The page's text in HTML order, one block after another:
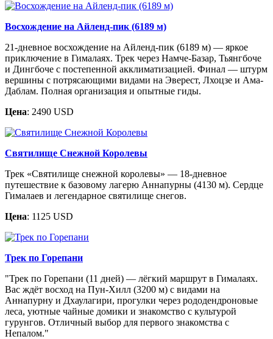
Восхождение на Айленд-пик (6189 м)
21-дневное восхождение на Айленд-пик (6189 м) — яркое
приключение в Гималаях. Трек через Намче-Базар, Тьянгбоче
и Дингбоче с постепенной акклиматизацией. Финал — штурм
вершины с потрясающими видами на Эверест, Лхоцзе и Ама-
Даблам. Полная организация и опытные гиды.
Цена: 2490 USD
Святилище Снежной Королевы
Трек «Святилище снежной королевы» — 18-дневное
путешествие к базовому лагерю Аннапурны (4130 м). Сердце
Гималаев и легендарное святилище снегов.
Цена: 1125 USD
Трек по Горепани
"Трек по Горепани (11 дней) — лёгкий маршрут в Гималаях.
Вас ждёт восход на Пун-Хилл (3200 м) с видами на
Аннапурну и Дхаулагири, прогулки через рододендроновые
леса, уютные чайные домики и знакомство с культурой
гурунгов. Отличный выбор для первого знакомства с
Непалом."